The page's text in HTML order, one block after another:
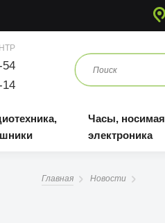
54
14
Часы, носимая
электроника
Главная Новости